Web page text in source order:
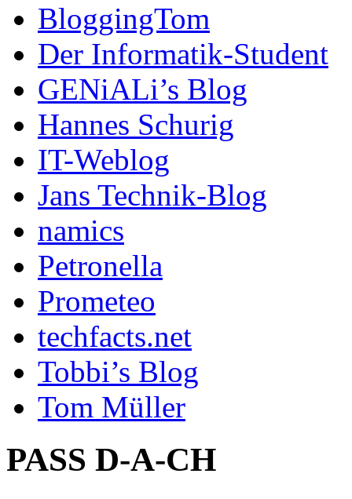
BloggingTom
Der Informatik-Student
GENiALi’s Blog
Hannes Schurig
IT-Weblog
Jans Technik-Blog
namics
Petronella
Prometeo
techfacts.net
Tobbi’s Blog
Tom Müller
PASS D-A-CH